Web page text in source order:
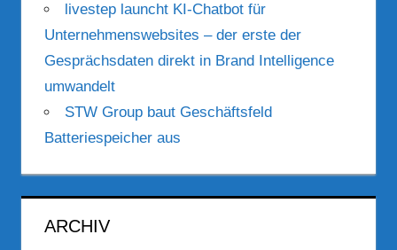
livestep launcht KI-Chatbot für
Unternehmenswebsites – der erste der
Gesprächsdaten direkt in Brand Intelligence
umwandelt
STW Group baut Geschäftsfeld
Batteriespeicher aus
ARCHIV